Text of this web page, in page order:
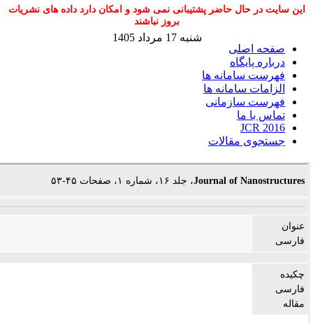
پشتیبانی نمی شود و امکان دارد داده های نشریات
ها
ها
Journal، جلد ۱۶، شماره ۱، صفحات ۴۵-۵۳